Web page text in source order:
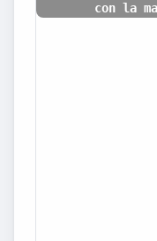
con la